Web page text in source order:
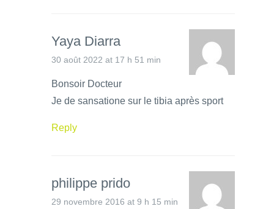
Yaya Diarra
30 août 2022 at 17 h 51 min
Bonsoir Docteur
Je de sansatione sur le tibia après sport
Reply
philippe prido
29 novembre 2016 at 9 h 15 min